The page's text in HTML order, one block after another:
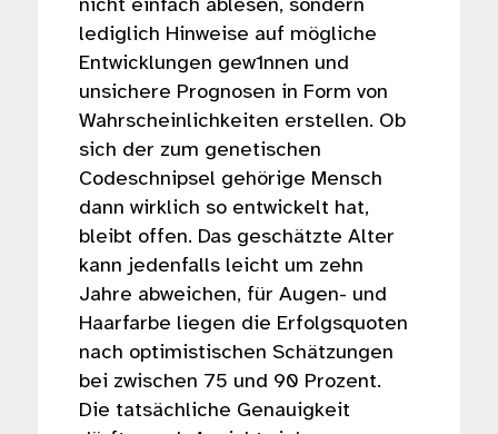
nicht einfach ablesen, sondern
lediglich Hinweise auf mögliche
Entwicklungen gew1nnen und
unsichere Prognosen in Form von
Wahrscheinlichkeiten erstellen. Ob
sich der zum genetischen
Codeschnipsel gehörige Mensch
dann wirklich so entwickelt hat,
bleibt offen. Das geschätzte Alter
kann jedenfalls leicht um zehn
Jahre abweichen, für Augen- und
Haarfarbe liegen die Erfolgsquoten
nach optimistischen Schätzungen
bei zwischen 75 und 90 Prozent.
Die tatsächliche Genauigkeit